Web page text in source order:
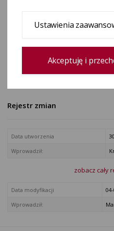
Partia Zieloni (EwP 182)
Partia Razem (EwP 353)
KORWiN: Konfederacja Odnowy
Rejestr zmian
Data utworzenia
Wprowadził:
zobacz cały
Data modyfikacji
Wprowadził:
Ustawienia
Akceptuję i